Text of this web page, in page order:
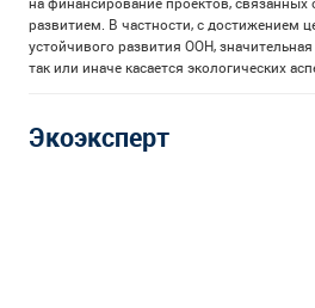
развитием. В частности, с достижением
устойчивого развития ООН,
так или иначе касается экологических
Экоэксперт